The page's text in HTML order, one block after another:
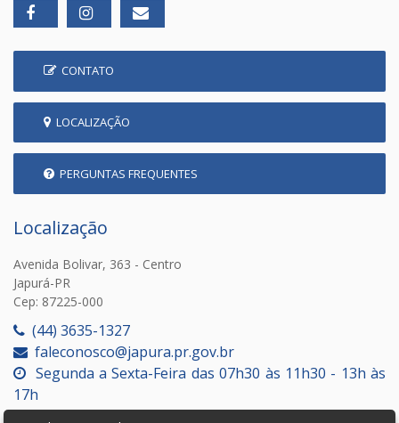
CONTATO
LOCALIZAÇÃO
PERGUNTAS FREQUENTES
Localização
Avenida Bolivar, 363 - Centro
Japurá-PR
Cep: 87225-000
(44) 3635-1327
faleconosco@japura.pr.gov.br
Segunda a Sexta-Feira das 07h30 às 11h30 - 13h às
17h